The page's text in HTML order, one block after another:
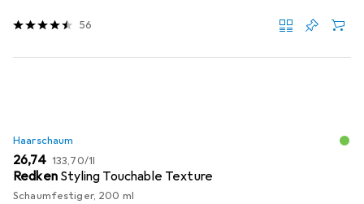
56
Haarschaum
EUR
26,74 EUR
133,70/1l
Redken Styling Touchable Texture
Schaumfestiger, 200 ml